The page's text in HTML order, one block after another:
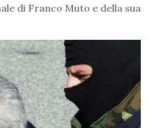
di Franco Muto e della sua